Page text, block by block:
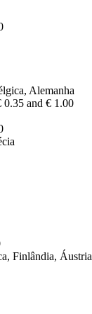
Alemanha
0.35 and € 1.00
Finlândia, Áustria